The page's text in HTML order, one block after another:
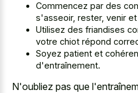
Commencez par des
s'asseoir, rester, venir
Utilisez des friandises
votre chiot répond
Soyez patient et
d'entraînement.
N'oubliez pas que